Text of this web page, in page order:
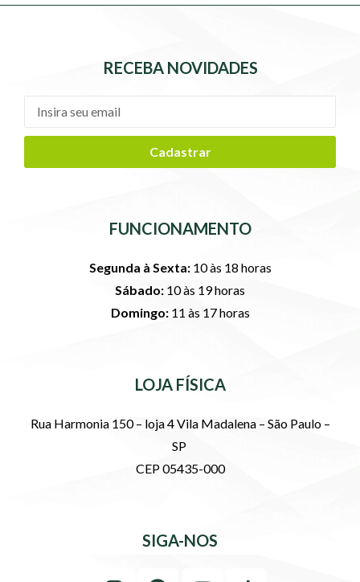
RECEBA NOVIDADES
Cadastrar
FUNCIONAMENTO
Segunda à Sexta:10 às 18 horas
Sábado: 10 às 19 horas
Domingo:11 às 17 horas
LOJA FÍSICA
Rua Harmonia 150 – loja 4 Vila Madalena – São Paulo –
SP
CEP 05435-000
SIGA-NOS